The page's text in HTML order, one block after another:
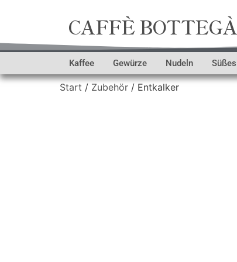
CAFFÈ BOTTEGÀ
Kaffee Gewürze Nudeln Süßes
Start / Zubehör / Entkalker